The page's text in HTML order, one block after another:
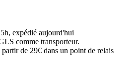
expédié aujourd'hui
comme transporteur.
de 29€ dans un point de relais